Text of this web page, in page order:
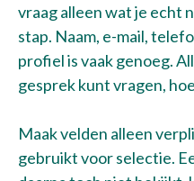
vraag alleen wat je echt
stap. Naam, e-mail,
profiel is vaak genoeg.
gesprek kunt vragen,
Maak velden alleen
gebruikt voor selectie.